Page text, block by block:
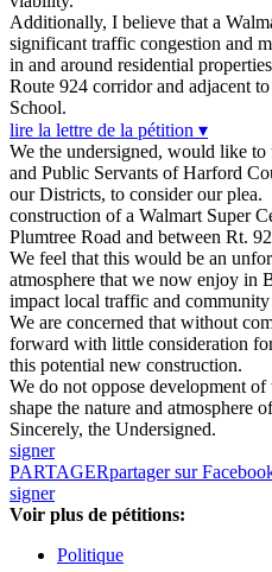
Additionally, I believe that a
significant traffic congestion and
in and around residential
Route 924 corridor and adjacent
School.
lire la lettre de la pétition ▾
We the undersigned, would like to
and Public Servants of Harford
our Districts, to consider our plea.
construction of a Walmart Super
Plumtree Road and between Rt.
We feel that this would be an
atmosphere that we now enjoy in
impact local traffic and community
We are concerned that without
forward with little consideration
this potential new construction.
We do not oppose development
shape the nature and atmosphere
Sincerely, the Undersigned.
signer
PARTAGERpartager sur
signer
Voir plus de pétitions:
Politique